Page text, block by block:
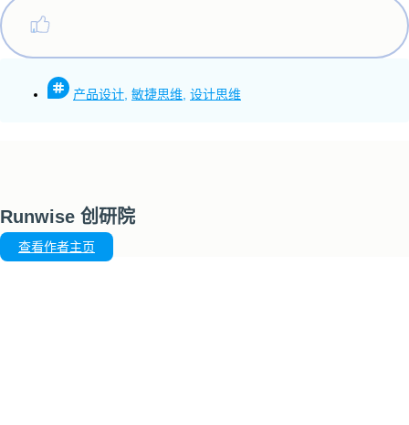
产品设计 敏捷思维 设计思维
Runwise 创研院
查看作者主页